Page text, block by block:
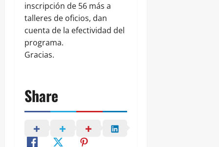
inscripción de 56 más a
talleres de oficios, dan
cuenta de la efectividad del
programa.
Gracias.
Share